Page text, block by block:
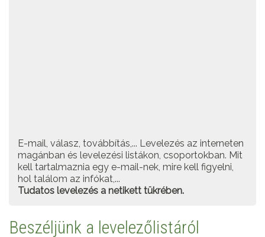
E-mail, válasz, továbbítás,... Levelezés az interneten
magánban és levelezési listákon, csoportokban. Mit
kell tartalmaznia egy e-mail-nek, mire kell figyelni,
hol találom az infókat,...
Tudatos levelezés a netikett tükrében.
Beszéljünk a levelezőlistáról